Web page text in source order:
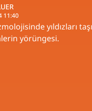
11:40
yıldızları
yörüngesi.